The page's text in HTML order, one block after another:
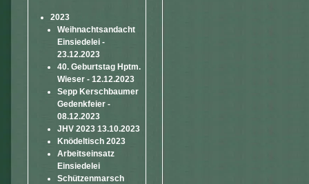
2023
Weihnachtsandacht
Einsiedelei -
23.12.2023
40. Geburtstag Hptm.
Wieser - 12.12.2023
Sepp Kerschbaumer
Gedenkfeier -
08.12.2023
JHV 2023 13.10.2023
Knödeltisch 2023
Arbeitseinsatz
Einsiedelei
Schützenmarsch